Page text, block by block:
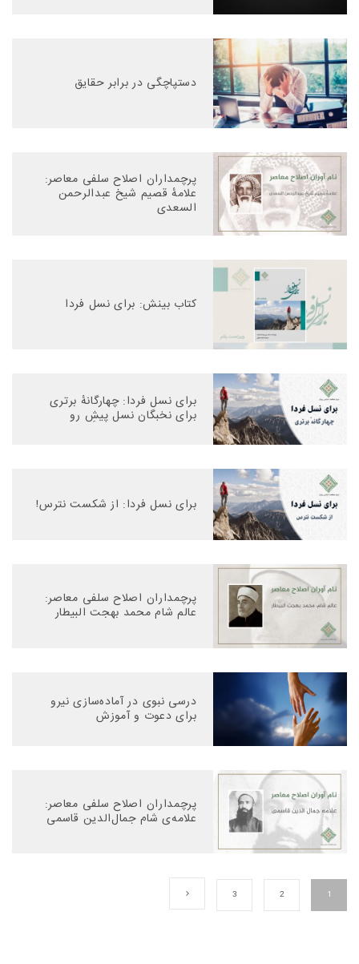
دستپاچگی در برابر حقایق
پرچمداران اصلاح سلفی معاصر:
علامهٔ قصیم شیخ عبدالرحمن
السعدی
کتاب بینش: برای نسل فردا
برای نسل فردا: چهارگانهٔ برتری
برای نخبگان نسل پیشِ رو
برای نسل فردا: از شکست نترس!
پرچمداران اصلاح سلفی معاصر:
عالم شام محمد بهجت البیطار
درسی نبوی در آماده‌سازی نیرو
برای دعوت و آموزش
پرچمداران اصلاح سلفی معاصر:
علامه‌ی شام جمال‌الدین قاسمی
1
2
3